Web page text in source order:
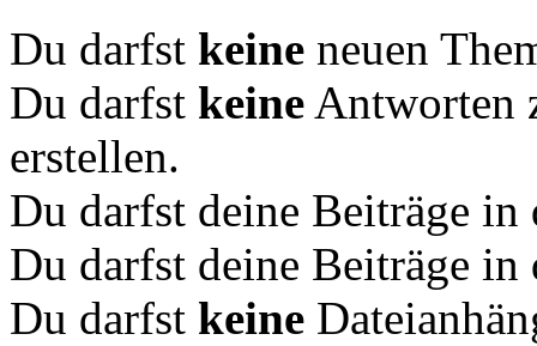
Du darfst keine neuen
Du darfst keine Antworten
erstellen.
Du darfst deine Beiträge
Du darfst deine Beiträge
Du darfst keine